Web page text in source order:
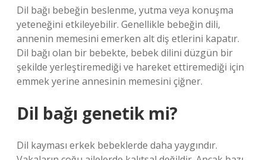
Dil bağı bebeğin beslenme, yutma veya konuşma
yeteneğini etkileyebilir. Genellikle bebeğin dili,
annenin memesini emerken alt diş etlerini kapatır.
Dil bağı olan bir bebekte, bebek dilini düzgün bir
şekilde yerleştiremediği ve hareket ettiremediği için
emmek yerine annesinin memesini çiğner.
Dil bağı genetik mi?
Dil kayması erkek bebeklerde daha yaygındır.